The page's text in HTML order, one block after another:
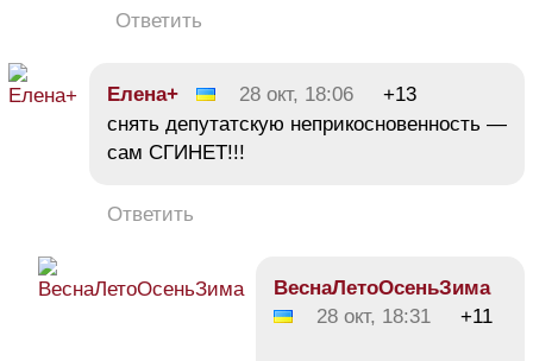
Ответить
Елена+ 28 окт, 18:06
+13
снять депутатскую неприкосновенность —
сам СГИНЕТ!!!
Ответить
ВеснаЛетоОсеньЗима
28 окт, 18:31
+11